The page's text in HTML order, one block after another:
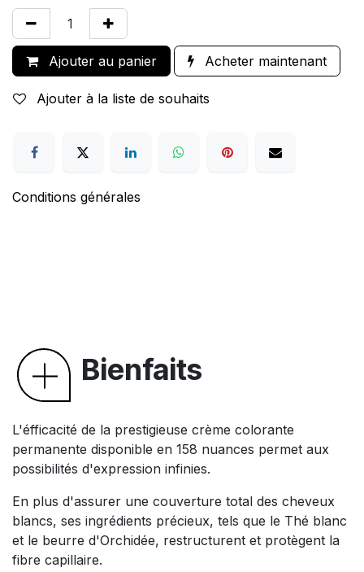
Ajouter au panier Acheter maintenant
Ajouter à la liste de souhaits
Conditions générales
Bienfaits
L'éfficacité de la prestigieuse crème colorante
permanente disponible en 158 nuances permet aux
possibilités d'expression infinies.
En plus d'assurer une couverture total des cheveux
blancs, ses ingrédients précieux, tels que le Thé blanc
et le beurre d'Orchidée, restructurent et protègent la
fibre capillaire.